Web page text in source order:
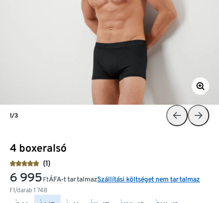
4 boxeralsó
(1)
6 995 Ft
Ft/darab 1 748
ÁFA-t tartalmazSzállítási költséget nem tartalmaz
1/3